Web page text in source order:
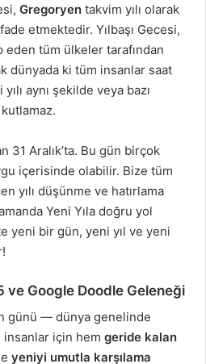
Gregoryen takvim yılı olarak
etmektedir. Yılbaşı Gecesi,
tüm ülkeler tarafından
dünyada ki tüm insanlar saat
aynı şekilde veya bazı
31 Aralık’ta. Bu gün birçok
içerisinde olabilir. Bize tüm
yılı düşünme ve hatırlama
Yeni Yıla doğru yol
yeni bir gün, yeni yıl ve yeni
ve Google Doodle Geleneği
günü — dünya genelinde
insanlar için hem geride kalan
yeniyi umutla karşılama